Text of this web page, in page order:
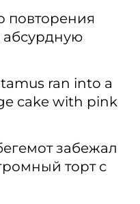
повторения
абсурдную
ran into a
cake with pink
забежал
торт с